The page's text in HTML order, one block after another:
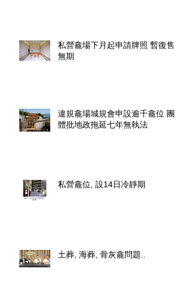
私營龕場下月起申請牌照 暫復售
無期
違規龕場城規會申設逾千龕位 團
體批地政拖延七年無執法
私營龕位, 設14日冷靜期
土葬, 海葬, 骨灰龕問題..